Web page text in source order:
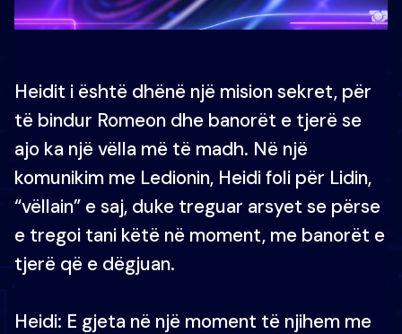
Heidit i është dhënë një mision sekret, për
të bindur Romeon dhe banorët e tjerë se
ajo ka një vëlla më të madh. Në një
komunikim me Ledionin, Heidi foli për Lidin,
“vëllain” e saj, duke treguar arsyet se përse
e tregoi tani këtë në moment, me banorët e
tjerë që e dëgjuan.
Heidi: E gjeta në një moment të njihem me